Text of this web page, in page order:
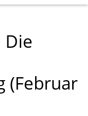
Die
(Februar